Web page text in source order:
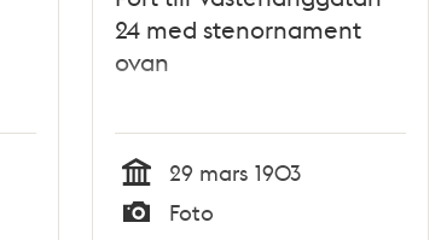
24 med stenornament
ovan
Tid
29 mars 1903
Foto